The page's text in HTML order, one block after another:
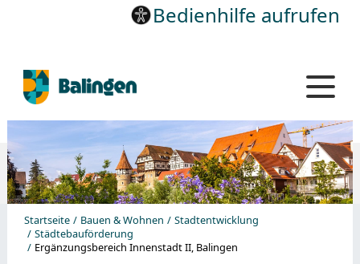
Bedienhilfe aufrufen
Startseite Bauen & Wohnen
Stadtentwicklung
Städtebauförderung
Ergänzungsbereich Innenstadt II, Balingen